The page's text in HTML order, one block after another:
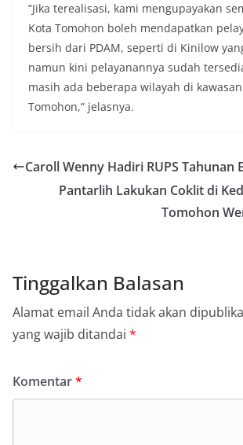
“Jika terealisasi, kami mengupayakan
Kota Tomohon boleh mendapatkan
bersih dari PDAM, seperti di Kinilow
namun kini pelayanannya sudah
masih ada beberapa wilayah di
Tomohon,” jelasnya.
Caroll Wenny Hadiri RUPS Tahunan
Pantarlih Lakukan Coklit di
Tomohon
Tinggalkan Balasan
Alamat email Anda tidak akan
yang wajib ditandai *
Komentar*